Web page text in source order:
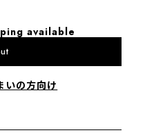
available
いの方向け